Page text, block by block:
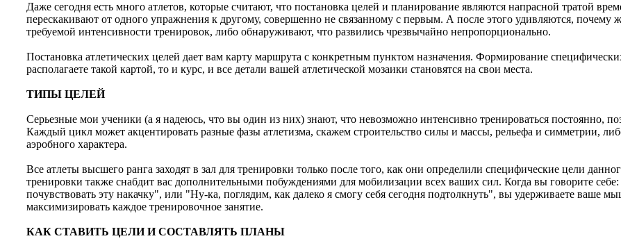
Даже сегодня есть много атлетов, которые считают, что постановка целей и планирование являются напрасной тратой
перескакивают от одного упражнения к другому, совершенно не связанному с первым. А после этого удивляются,
требуемой интенсивности тренировок, либо обнаруживают, что развились чрезвычайно непропорционально.
Постановка атлетических целей дает вам карту маршрута с конкретным пунктом назначения. Формирование
располагаете такой картой, то и курс, и все детали вашей атлетической мозаики становятся на свои места.
ТИПЫ ЦЕЛЕЙ
Серьезные мои ученики (а я надеюсь, что вы один из них) знают, что невозможно интенсивно тренироваться постоянно,
Каждый цикл может акцентировать разные фазы атлетизма, скажем строительство силы и массы, рельефа и симметрии,
аэробного характера.
Все атлеты высшего ранга заходят в зал для тренировки только после того, как они определили специфические цели
тренировки также снабдит вас дополнительными побуждениями для мобилизации всех ваших сил. Когда вы говорите
почувствовать эту накачку", или "Ну-ка, поглядим, как далеко я смогу себя сегодня подтолкнуть", вы удерживаете ваше
максимизировать каждое тренировочное занятие.
КАК СТАВИТЬ ЦЕЛИ И СОСТАВЛЯТЬ ПЛАНЫ